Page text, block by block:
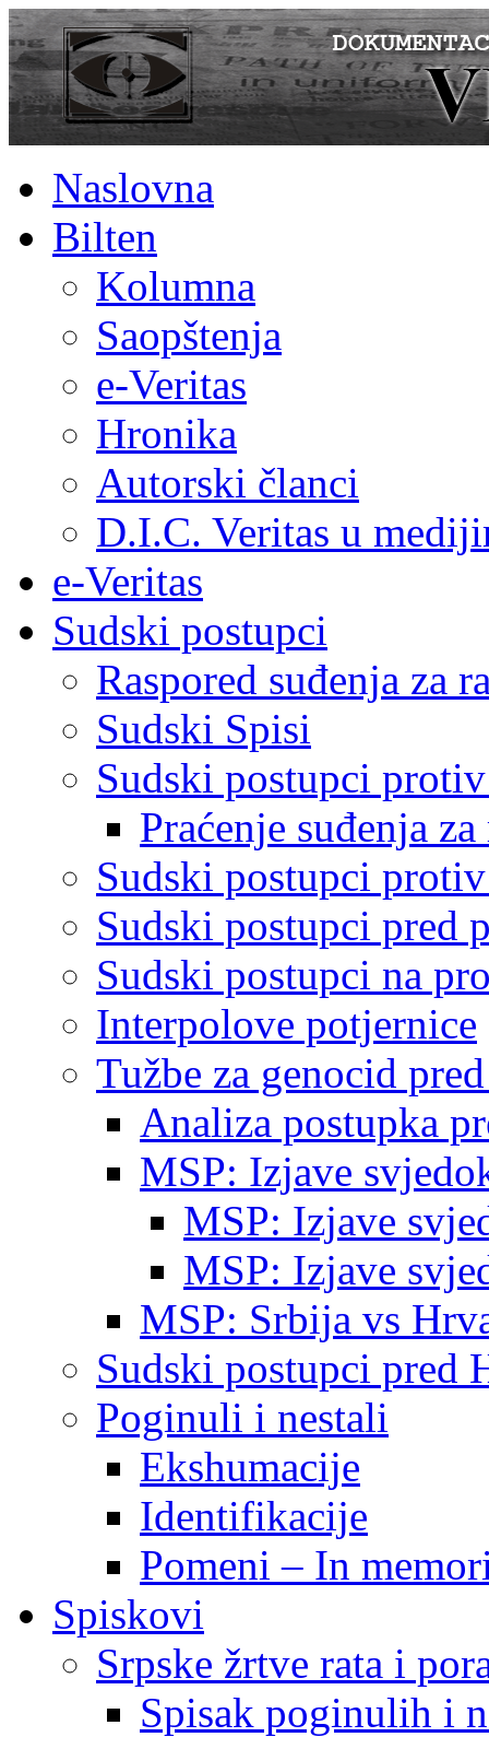
Naslovna
Bilten
Kolumna
Saopštenja
e-Veritas
Hronika
Autorski članci
D.I.C. Veritas u
e-Veritas
Sudski postupci
Raspored suđenja za
Sudski Spisi
Sudski postupci
Praćenje suđenja
Sudski postupci
Sudski postupci pred
Sudski postupci na
Interpolove potjernice
Tužbe za genocid
Analiza postupka
MSP: Izjave
MSP: Izjave
MSP: Izjave
MSP: Srbija vs
Sudski postupci pred
Poginuli i nestali
Ekshumacije
Identifikacije
Pomeni – In
Spiskovi
Srpske žrtve rata i
Spisak poginulih i